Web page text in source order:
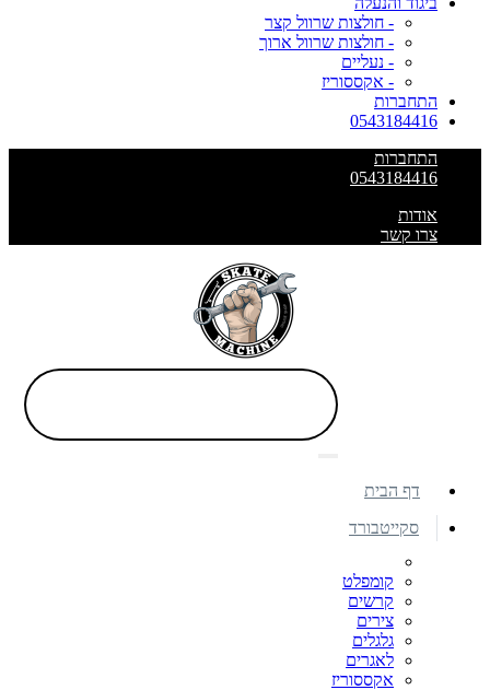
- חולצות שרוול קצר
- חולצות שרוול ארוך
- נעליים
- אקססוריז
התחברות
0543184416
התחברות
0543184416
אודות
צרו קשר
דף הבית
סקייטבורד
קומפלט
קרשים
צירים
גלגלים
לאגרים
אקססוריז